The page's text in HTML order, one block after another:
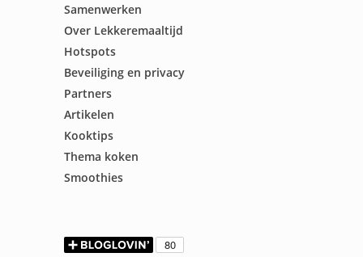
Samenwerken
Over Lekkeremaaltijd
Hotspots
Beveiliging en privacy
Partners
Artikelen
Kooktips
Thema koken
Smoothies